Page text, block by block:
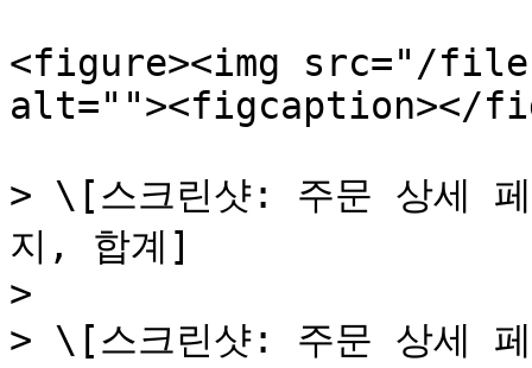
<figure><img src="/files/
alt=""><figcaption></
> \[스크린샷: 주문 상세
지, 합계]
>
> \[스크린샷: 주문 상세